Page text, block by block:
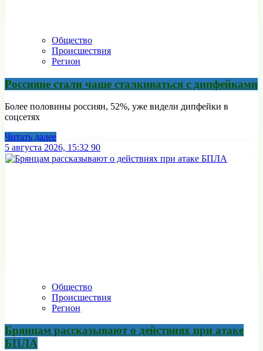
Общество
Происшествия
Регион
Россияне стали чаще сталкиваться с дипфейками
Более половины россиян, 52%, уже видели дипфейки в
соцсетях
Читать далее
5 августа 2026, 15:32 90
Общество
Происшествия
Регион
Брянцам рассказывают о действиях при атаке
БПЛА